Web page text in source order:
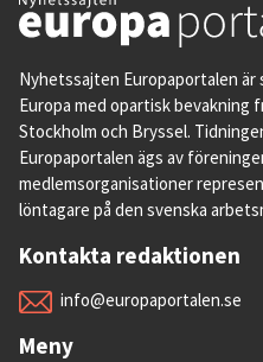
Nyhetssajten Europaportalen är
Europa med opartisk bevakning
Stockholm och Bryssel.
Europaportalen ägs av
medlemsorganisationer
löntagare på den svenska
Kontakta redaktionen
info@europaportalen.se
Meny